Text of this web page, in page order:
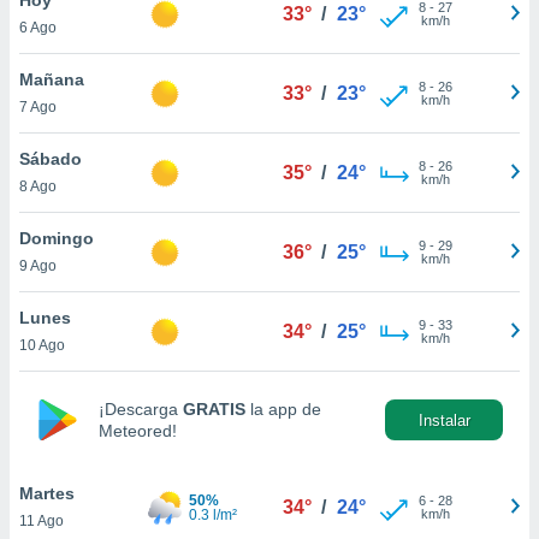
en
más
nuestra
de
aceptar
de
6 Ago
33° / 23° 8- 27
km/h
Mañana
7 Ago
33° / 23° 8- 26
km/h
Sábado
8 Ago
35° / 24° 8- 26
km/h
Domingo
9 Ago
36° / 25° 9- 29
km/h
Lunes
10 Ago
34° / 25° 9- 33
km/h
¡Descarga GRATIS la app de
Meteored!
Instalar
Martes
11 Ago
50%
0.3 l/m²
34° / 24° 6- 28
km/h